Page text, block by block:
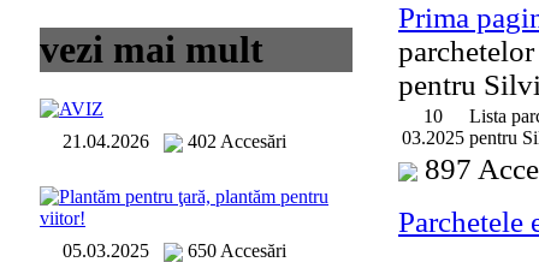
vezi mai mult
AVIZ
21.04.2026
402 Accesări
Plantăm pentru ţară, plantăm pentru
viitor!
05.03.2025
650 Accesări
Prima
pentru
10
03.2025
Lista
pentru
897
Parchetele